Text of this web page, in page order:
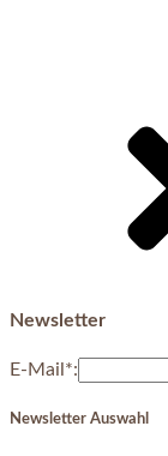
Newsletter
E-Mail*:
Newsletter Auswahl